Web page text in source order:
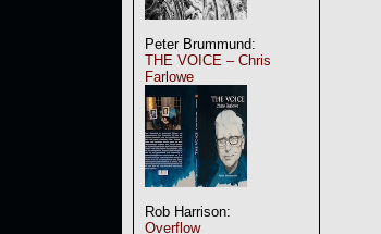
Peter Brummund:
THE VOICE – Chris
Farlowe
Rob Harrison:
Overflow